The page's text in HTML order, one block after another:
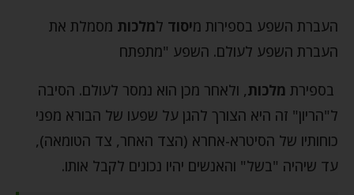
העברת השפע בספירות מיסוד למלכות מסמלת את
העברת השפע לעולם. השפע "מתפתח
בספירת מלכות, ולאחר מכן הוא נמסר לעולם. הסיבה
ל"הריון" זה היא הצורך להגן על שפעו של הבורא מפני
כוחותיו של הסיטרא-אחרא (הצד האחר, צד הטומאה),
עד שיהיה "בשל" והאנשים יהיו נכונים לקבל אותו.